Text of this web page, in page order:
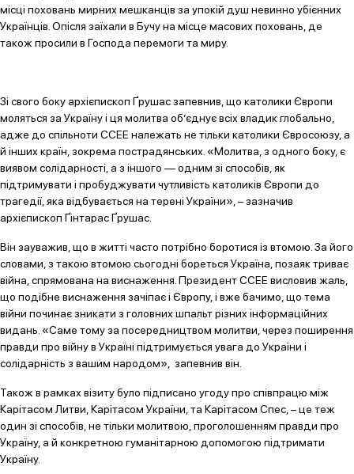
місці поховань мирних мешканців за упокій душ невинно убієнних
Українців. Опісля заїхали в Бучу на місце масових поховань, де
також просили в Господа перемоги та миру.
Зі свого боку архієпископ Ґрушас запевнив, що католики Європи
моляться за Україну і ця молитва об’єднує всіх владик глобально,
адже до спільноти ССЕЕ належать не тільки католики Євросоюзу, а
й інших країн, зокрема пострадянських. «Молитва, з одного боку, є
виявом солідарності, а з іншого — одним зі способів, як
підтримувати і пробуджувати чутливість католиків Європи до
трагедії, яка відбувається на терені України», – зазначив
архієпископ Ґінтарас Ґрушас.
Він зауважив, що в житті часто потрібно боротися із втомою. За його
словами, з такою втомою сьогодні бореться Україна, позаяк триває
війна, спрямована на виснаження. Президент ССЕЕ висловив жаль,
що подібне виснаження зачіпає і Європу, і вже бачимо, що тема
війни починає зникати з головних шпальт різних інформаційних
видань. «Саме тому за посередництвом молитви, через поширення
правди про війну в Україні підтримується увага до України і
солідарність з вашим народом», запевнив він.
Також в рамках візиту було підписано угоду про співпрацю між
Карітасом Литви, Карітасом України, та Карітасом Спес, – це теж
один зі способів, не тільки молитвою, проголошенням правди про
Україну, а й конкретною гуманітарною допомогою підтримати
Україну.